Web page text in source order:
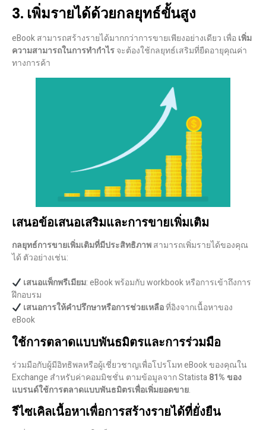
3. เพิ่มรายได้ด้วยกลยุทธ์ขั้นสูง
eBook สามารถสร้างรายได้มากกว่าการขายเพียงอย่างเดียว เพื่อ เพิ่ม
ความสามารถในการทำกำไรจะต้องใช้กลยุทธ์เสริมที่ยืดอายุคุณค่า
ทางการค้า
เสนอข้อเสนอเสริมและการขายเพิ่มเติม
กลยุทธ์การขายเพิ่มเติมที่มีประสิทธิภาพสามารถเพิ่มรายได้ของคุณ
ได้ ตัวอย่างเช่น:
เสนอแพ็กพรีเมียม: eBook พร้อมกับ workbook หรือการเข้าถึงการ
ฝึกอบรม
เสนอการให้คำปรึกษาหรือการช่วยเหลือที่อิงจากเนื้อหาของ
eBook
ใช้การตลาดแบบพันธมิตรและการร่วมมือ
ร่วมมือกับผู้มีอิทธิพลหรือผู้เชี่ยวชาญเพื่อโปรโมท eBook ของคุณใน
Exchange สำหรับค่าคอมมิชชั่น ตามข้อมูลจาก Statista81% ของ
แบรนด์ใช้การตลาดแบบพันธมิตรเพื่อเพิ่มยอดขาย.
รีไซเคิลเนื้อหาเพื่อการสร้างรายได้ที่ยั่งยืน